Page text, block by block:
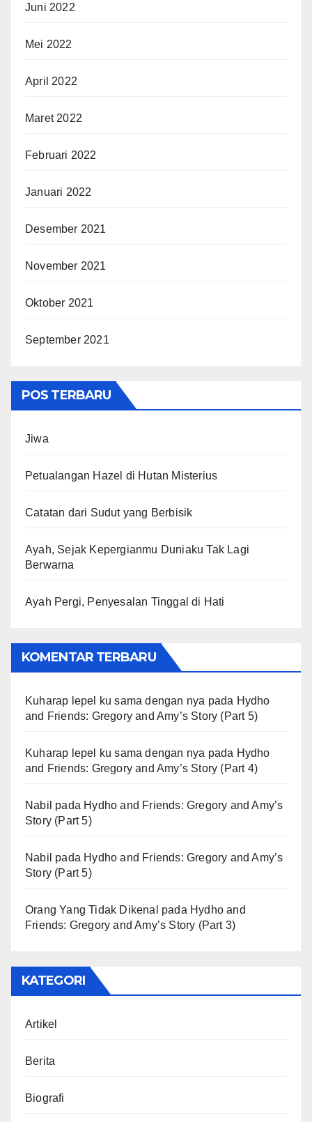
Juni 2022
Mei 2022
April 2022
Maret 2022
Februari 2022
Januari 2022
Desember 2021
November 2021
Oktober 2021
September 2021
POS TERBARU
Jiwa
Petualangan Hazel di Hutan Misterius
Catatan dari Sudut yang Berbisik
Ayah, Sejak Kepergianmu Duniaku Tak Lagi
Berwarna
Ayah Pergi, Penyesalan Tinggal di Hati
KOMENTAR TERBARU
Kuharap lepel ku sama dengan nya pada Hydho
and Friends: Gregory and Amy’s Story (Part 5)
Kuharap lepel ku sama dengan nya pada Hydho
and Friends: Gregory and Amy’s Story (Part 4)
Nabil pada Hydho and Friends: Gregory and Amy’s
Story (Part 5)
Nabil pada Hydho and Friends: Gregory and Amy’s
Story (Part 5)
Orang Yang Tidak Dikenal pada Hydho and
Friends: Gregory and Amy’s Story (Part 3)
KATEGORI
Artikel
Berita
Biografi